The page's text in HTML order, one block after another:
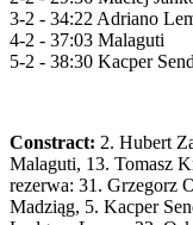
3-2 - 34:22 Adriano
4-2 - 37:03 Malaguti
5-2 - 38:30 Kacper
Constract: 2. Hubert
Malaguti, 13. Tomasz
rezerwa: 31. Grzegorz
Madziąg, 5. Kacper